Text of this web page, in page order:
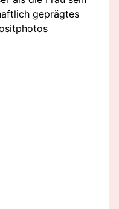
geprägtes